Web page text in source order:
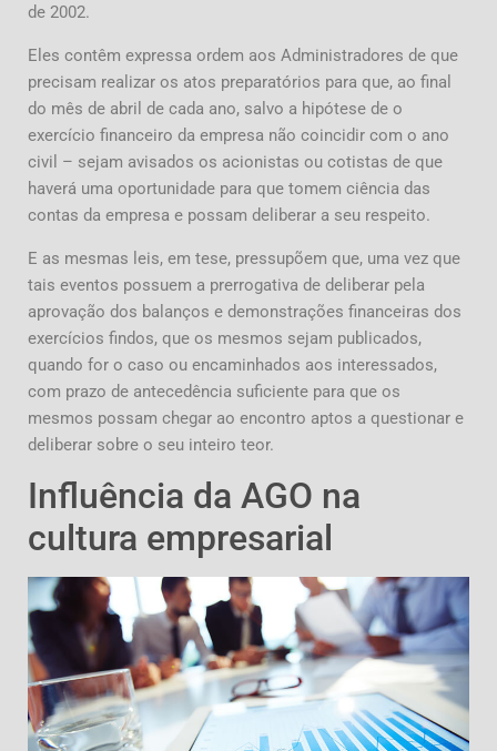
de 2002.
Eles contêm expressa ordem aos Administradores de que
precisam realizar os atos preparatórios para que, ao final
do mês de abril de cada ano, salvo a hipótese de o
exercício financeiro da empresa não coincidir com o ano
civil – sejam avisados os acionistas ou cotistas de que
haverá uma oportunidade para que tomem ciência das
contas da empresa e possam deliberar a seu respeito.
E as mesmas leis, em tese, pressupõem que, uma vez que
tais eventos possuem a prerrogativa de deliberar pela
aprovação dos balanços e demonstrações financeiras dos
exercícios findos, que os mesmos sejam publicados,
quando for o caso ou encaminhados aos interessados,
com prazo de antecedência suficiente para que os
mesmos possam chegar ao encontro aptos a questionar e
deliberar sobre o seu inteiro teor.
Influência da AGO na
cultura empresarial